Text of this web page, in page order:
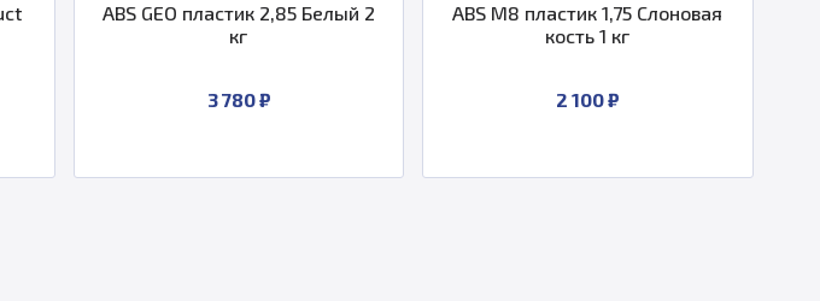
ABS GEO пластик 2,85 Белый 2
ABS M8 пластик 1,75 Слоновая
кость 1 кг